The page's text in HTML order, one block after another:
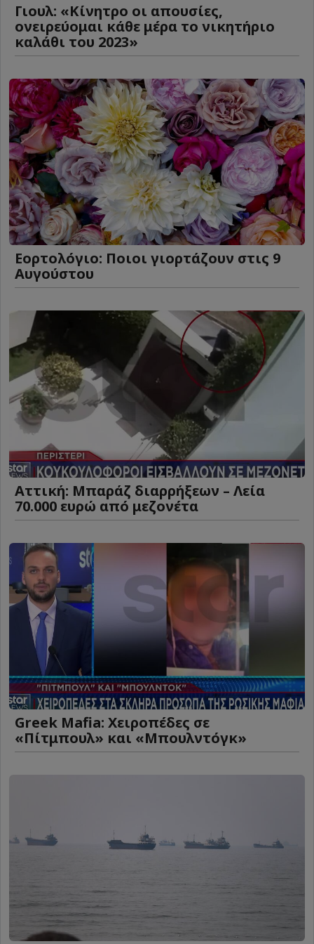
Γιουλ: «Κίνητρο οι απουσίες,
ονειρεύομαι κάθε μέρα το νικητήριο
καλάθι του 2023»
Εορτολόγιο: Ποιοι γιορτάζουν στις 9
Αυγούστου
Αττική: Μπαράζ διαρρήξεων – Λεία
70.000 ευρώ από μεζονέτα
Greek Mafia: Χειροπέδες σε
«Πίτμπουλ» και «Μπουλντόγκ»